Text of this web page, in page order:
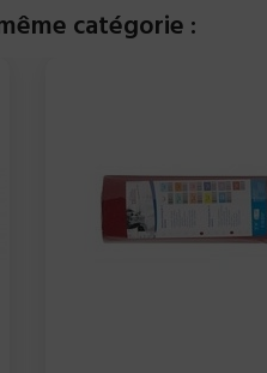
catégorie :